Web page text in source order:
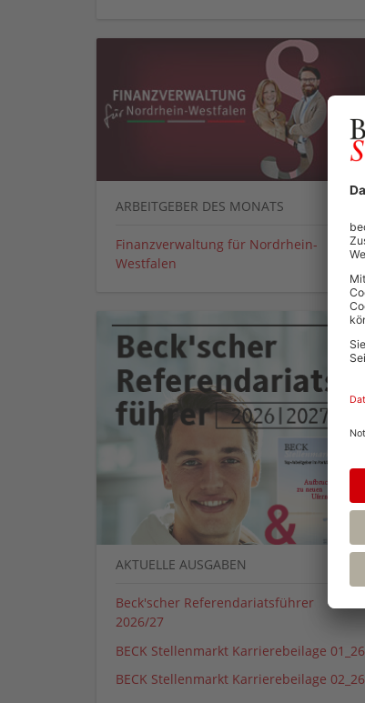
ARBEITGEBER DES MONATS
Finanzverwaltung für Nordrhein-
Westfalen
AKTUELLE AUSGABEN
Beck'scher Referendariatsführer
2026/27
BECK Stellenmarkt Karrierebeilage 01_26
BECK Stellenmarkt Karrierebeilage 02_26